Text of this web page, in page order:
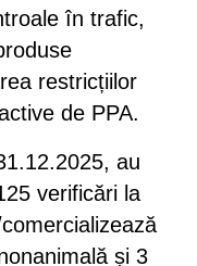
în trafic,
restricțiilor
de PPA.
au
verificări la
și 3